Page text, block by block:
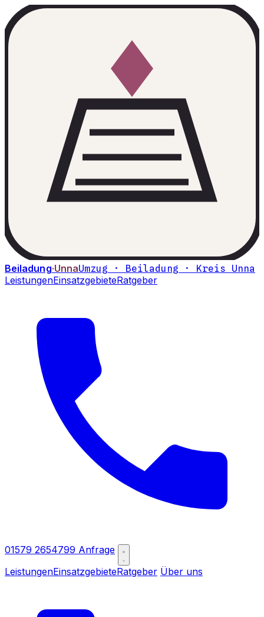
Beiladung·UnnaUmzug · Beiladung · Kreis Unna
LeistungenEinsatzgebieteRatgeber
01579 2654799 Anfrage
LeistungenEinsatzgebieteRatgeber Über uns